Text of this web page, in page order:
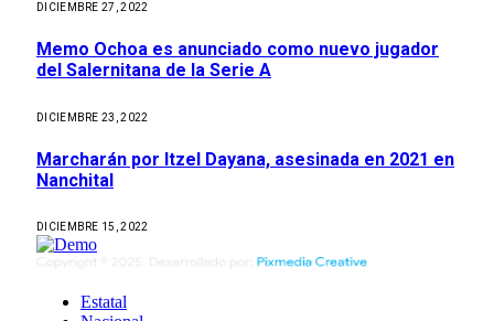
DICIEMBRE 27, 2022
Memo Ochoa es anunciado como nuevo jugador
del Salernitana de la Serie A
DICIEMBRE 23, 2022
Marcharán por Itzel Dayana, asesinada en 2021 en
Nanchital
DICIEMBRE 15, 2022
Estatal